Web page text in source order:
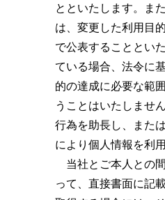
とといたします。ま
は、変更した利用目
で公表することとい
ている場合、法令に
的の達成に必要な範
うことはいたしませ
行為を助長し、また
により個人情報を利
当社とご本人との
って、直接書面に記